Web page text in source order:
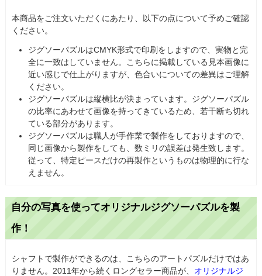
本商品をご注文いただくにあたり、以下の点について予めご確認
ください。
ジグソーパズルはCMYK形式で印刷をしますので、実物と完
全に一致はしていません。こちらに掲載している見本画像に
近い感じで仕上がりますが、色合いについての差異はご理解
ください。
ジグソーパズルは縦横比が決まっています。ジグソーパズル
の比率にあわせて画像を持ってきているため、若干断ち切れ
ている部分があります。
ジグソーパズルは職人が手作業で製作をしておりますので、
同じ画像から製作をしても、数ミリの誤差は発生致します。
従って、特定ピースだけの再製作というものは物理的に行な
えません。
自分の写真を使ってオリジナルジグソーパズルを製
作！
シャフトで製作ができるのは、こちらのアートパズルだけではあ
りません。2011年から続くロングセラー商品が、 オリジナルジ